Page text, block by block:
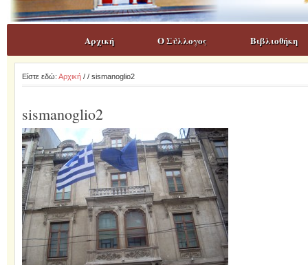
Αρχική Ο Σύλλογος Βιβλιοθήκη
Είστε εδώ: Αρχική/ / sismanoglio2
sismanoglio2